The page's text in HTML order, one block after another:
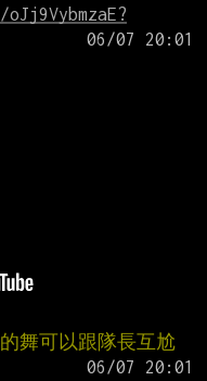
舞可以跟隊長互尬